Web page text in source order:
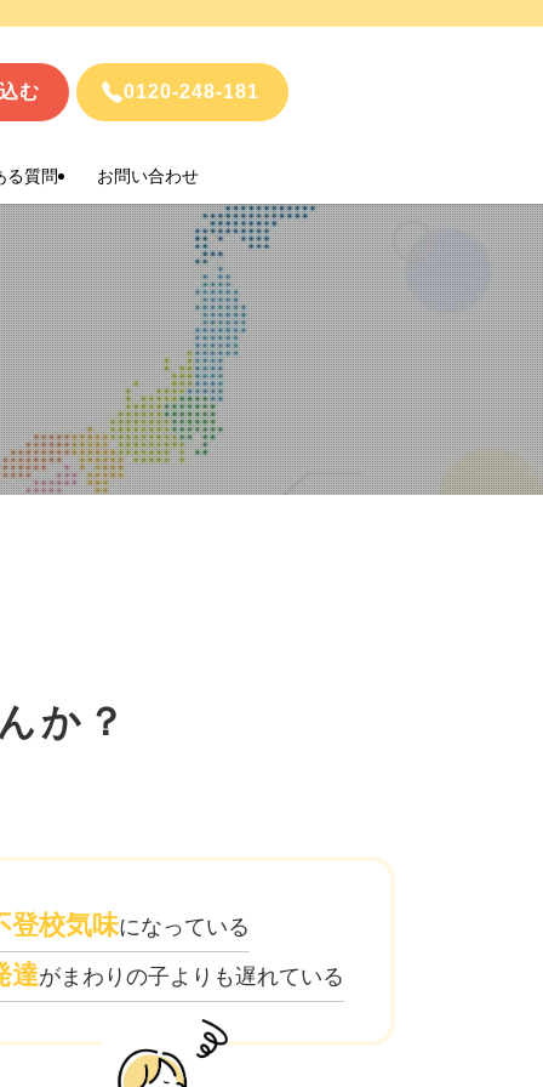
る質問 お問い合わせ
む 0120-248-181
か？
登校気味になっている
達がまわりの子よりも遅れている